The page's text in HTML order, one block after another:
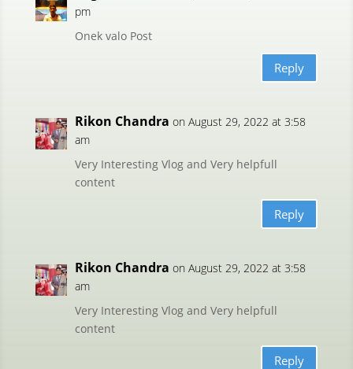
pm
Onek valo Post
Reply
Rikon Chandra on August 29, 2022 at 3:58
am
Very Interesting Vlog and Very helpfull
content
Reply
Rikon Chandra on August 29, 2022 at 3:58
am
Very Interesting Vlog and Very helpfull
content
Reply